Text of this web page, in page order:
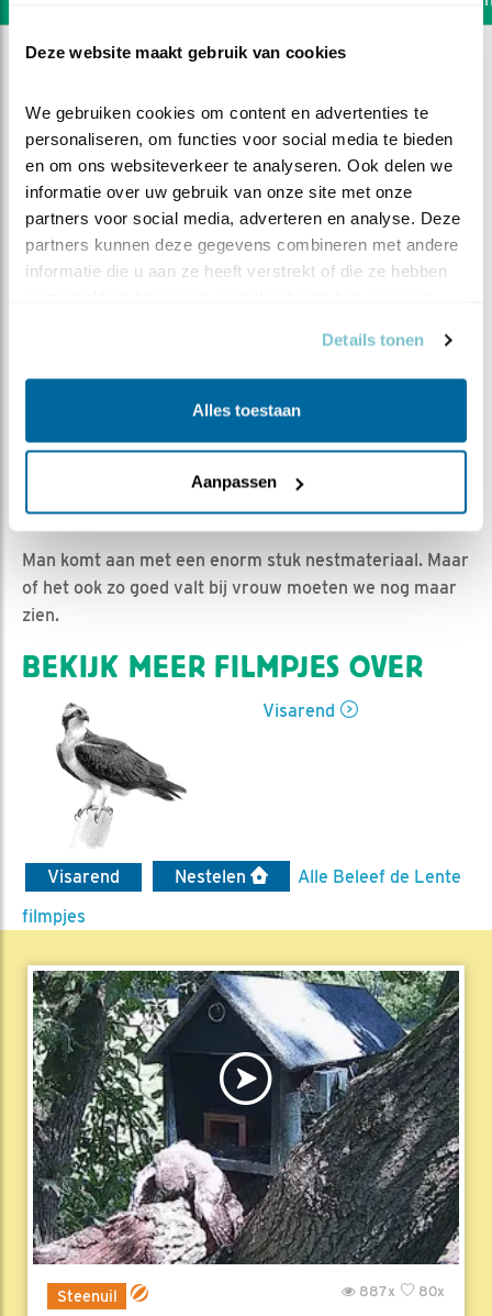
Deze website maakt gebruik van cookies
We gebruiken cookies om content en advertenties te
personaliseren, om functies voor social media te bieden
en om ons websiteverkeer te analyseren. Ook delen we
informatie over uw gebruik van onze site met onze
partners voor social media, adverteren en analyse. Deze
partners kunnen deze gegevens combineren met andere
informatie die u aan ze heeft verstrekt of die ze hebben
Details tonen
Alles toestaan
Aanpassen
Wat is dat nou
Dieuwertje Smolenaars | Geplaatst op 22 mei 2021,
17:07 |
Vind ik leuk| Bewaar dit filmpje|
730x
Man komt aan met een enorm stuk nestmateriaal. Maar
of het ook zo goed valt bij vrouw moeten we nog maar
zien.
BEKIJK MEER FILMPJES OVER
Visarend
Visarend Nestelen
Alle Beleef de Lente
filmpjes
Steenuil 80x
887x